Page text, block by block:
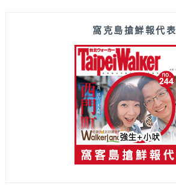
窩克島搶鮮報代表